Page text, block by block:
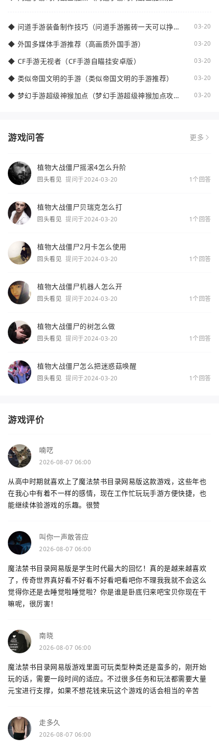
◆ 问道手游装备制作技巧（问道手游搬砖一天可以挣多
03-20
◆ 外国多媒体手游推荐（高画质外国手游） 03-20
◆ CF手游无视者（CF手游自瞄挂安卓版） 03-20
◆ 类似帝国文明的手游（类似帝国文明的手游推荐） 03-20
◆ 梦幻手游超级神猴加点（梦幻手游超级神猴加点攻
03-20
游戏问答 更多
植物大战僵尸摇滚4怎么升阶
回头看见 提问于2024-03-20 1个回答
植物大战僵尸贝瑞克怎么打
回头看见 提问于2024-03-20 1个回答
植物大战僵尸2月卡怎么使用
回头看见 提问于2024-03-20 1个回答
植物大战僵尸机器人怎么开
回头看见 提问于2024-03-20 1个回答
植物大战僵尸的树怎么做
回头看见 提问于2024-03-20 1个回答
植物大战僵尸怎么把迷惑菇唤醒
回头看见 提问于2024-03-20 1个回答
游戏评价
喃呓
2026-08-07 06:00
从高中时期就喜欢上了魔法禁书目录网易版这款游戏，这些年也
在我心中有着不一样的感情，现在工作忙玩玩手游方便快捷，也
能继续体验游戏的乐趣。很赞
叫你一声敢答应
2026-08-07 06:00
魔法禁书目录网易版是学生时代最大的回忆！真的是越来越喜欢
了，传奇世界真好看不好看不好看吧看吧你不理我我就不会这么
觉得你还是去睡觉啦睡觉啦？你是谁是卧底归来吧宝贝你现在干
嘛呢，很厉害！
南晓
2026-08-07 06:00
魔法禁书目录网易版游戏里面可玩类型种类还是蛮多的，刚开始
玩的话，需要一段时间的适应。不过很多任务和玩法都需要大量
元宝进行支撑，如果不想花钱来玩这个游戏的话会相当的辛苦
走多久
2026-08-07 06:00